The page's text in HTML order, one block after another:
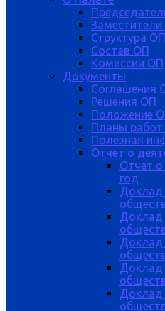
Структура ОП
Состав ОП
Комиссии ОП
Документы
Соглашения
Решения ОП
Положение
Планы
Полезная
Отчет о
Отчет
год
Доклад
Доклад
Доклад
Доклад
Доклад